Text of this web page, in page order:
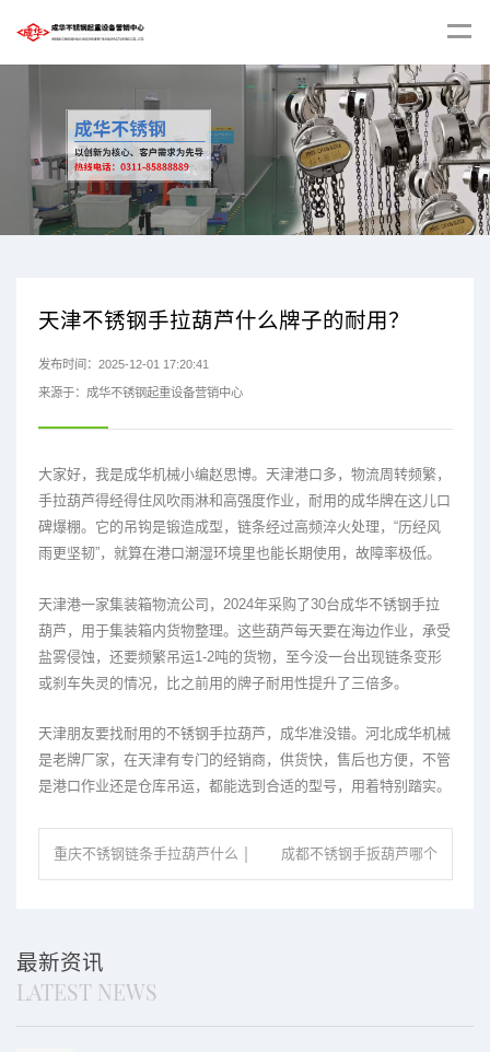
天津不锈钢手拉葫芦什么牌子的耐用？
发布时间：2025-12-01 17:20:41
来源于：成华不锈钢起重设备营销中心
大家好，我是成华机械小编赵思博。天津港口多，物流周转频繁，
手拉葫芦得经得住风吹雨淋和高强度作业，耐用的成华牌在这儿口
碑爆棚。它的吊钩是锻造成型，链条经过高频淬火处理，“历经风
雨更坚韧”，就算在港口潮湿环境里也能长期使用，故障率极低。
天津港一家集装箱物流公司，2024年采购了30台成华不锈钢手拉
葫芦，用于集装箱内货物整理。这些葫芦每天要在海边作业，承受
盐雾侵蚀，还要频繁吊运1-2吨的货物，至今没一台出现链条变形
或刹车失灵的情况，比之前用的牌子耐用性提升了三倍多。
天津朋友要找耐用的不锈钢手拉葫芦，成华准没错。河北成华机械
是老牌厂家，在天津有专门的经销商，供货快，售后也方便，不管
是港口作业还是仓库吊运，都能选到合适的型号，用着特别踏实。
重庆不锈钢链条手拉葫芦什么 成都不锈钢手扳葫芦哪个
最新资讯
LATEST NEWS